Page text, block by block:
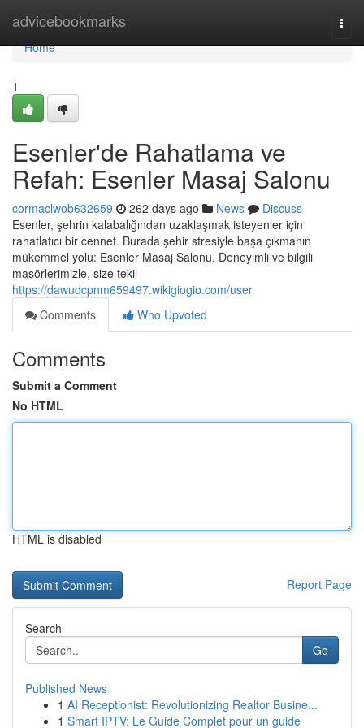
advicebookmarks
Home
Home
1
Esenler'de Rahatlama ve
Refah: Esenler Masaj Salonu
cormaclwob632659 262 days ago News
Discuss
Esenler, şehrin kalabalığından uzaklaşmak isteyenler için
rahatlatıcı bir cennet. Burada şehir stresiyle başa çıkmanın
mükemmel yolu: Esenler Masaj Salonu. Deneyimli ve bilgili
masörlerimizle, size tekil
https://dawudcpnm659497.wikigiogio.com/user
Comments
Who Upvoted
Comments
Submit a Comment
No HTML
HTML is disabled
Report Page
Search
Go
Published News
1 AI Receptionist: Revolutionizing Realtor Busine...
1 Smart IPTV: Le Guide Complet pour un guide